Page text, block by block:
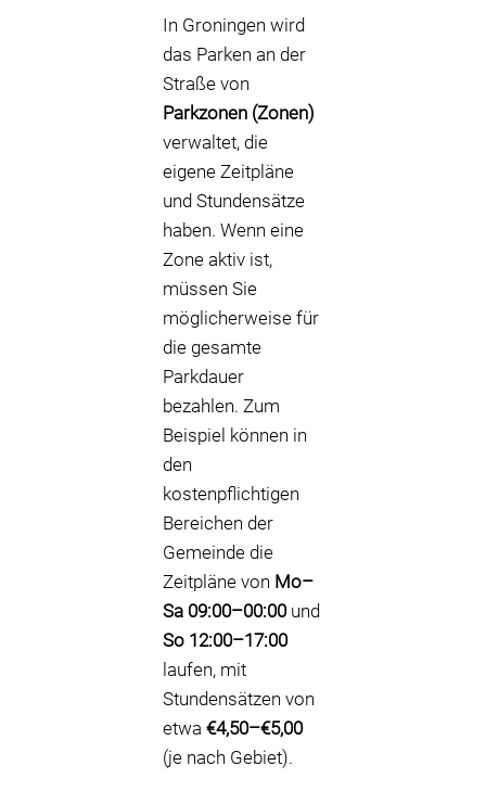
In Groningen wird
das Parken an der
Straße von
Parkzonen (Zonen)
verwaltet, die
eigene Zeitpläne
und Stundensätze
haben. Wenn eine
Zone aktiv ist,
müssen Sie
möglicherweise für
die gesamte
Parkdauer
bezahlen. Zum
Beispiel können in
den
kostenpflichtigen
Bereichen der
Gemeinde die
Zeitpläne von Mo–
Sa 09:00–00:00und
So 12:00–17:00
laufen, mit
Stundensätzen von
etwa €4,50–€5,00
(je nach Gebiet).